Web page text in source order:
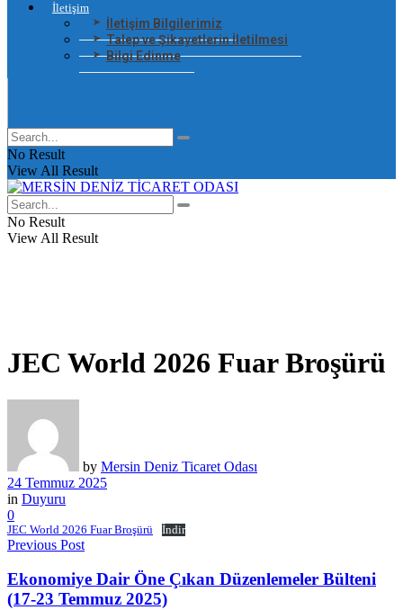
İletişim
İletişim Bilgilerimiz
Talep ve Şikayetlerin İletilmesi
Bilgi Edinme
No Result
View All Result
No Result
View All Result
JEC World 2026 Fuar Broşürü
by Mersin Deniz Ticaret Odası
24 Temmuz 2025
in Duyuru
0
JEC World 2026 Fuar Broşürü İndir
Previous Post
Ekonomiye Dair Öne Çıkan Düzenlemeler Bülteni
(17-23 Temmuz 2025)